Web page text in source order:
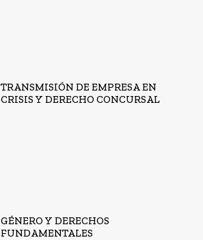
TRANSMISIÓN DE EMPRESA EN
CRISIS Y DERECHO CONCURSAL
GÉNERO Y DERECHOS
FUNDAMENTALES